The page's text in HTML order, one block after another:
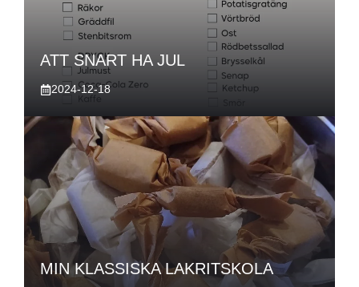
ATT SNART HA JUL
2024-12-18
MIN KLASSISKA LAKRITSKOLA